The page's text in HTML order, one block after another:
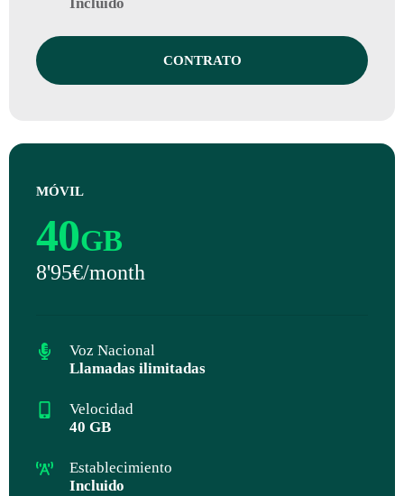
CONTRATO
MÓVIL
40GB
8'95€/month
Voz Nacional
Llamadas ilimitadas
Velocidad
40 GB
Establecimiento
Incluido